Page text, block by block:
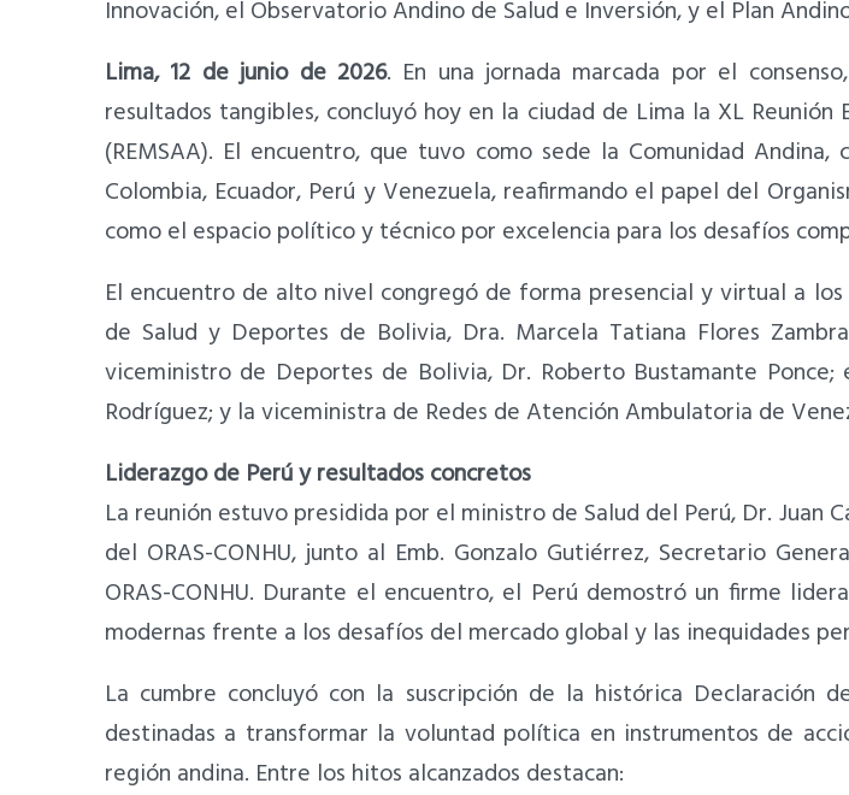
Innovación, el Observatorio Andino de Salud e Inversión, y el Plan
Lima, 12 de junio de 2026. En una jornada marcada por el
resultados tangibles, concluyó hoy en la ciudad de Lima la XL
(REMSAA). El encuentro, que tuvo como sede la Comunidad
Colombia, Ecuador, Perú y Venezuela, reafirmando el papel del
como el espacio político y técnico por excelencia para los desafíos
El encuentro de alto nivel congregó de forma presencial y virtual a
de Salud y Deportes de Bolivia, Dra. Marcela Tatiana Flores
viceministro de Deportes de Bolivia, Dr. Roberto Bustamante
Rodríguez; y la viceministra de Redes de Atención Ambulatoria de
Liderazgo de Perú y resultados concretos
La reunión estuvo presidida por el ministro de Salud del Perú, Dr. Juan
del ORAS-CONHU, junto al Emb. Gonzalo Gutiérrez, Secretario
ORAS-CONHU. Durante el encuentro, el Perú demostró un firme
modernas frente a los desafíos del mercado global y las inequidades
La cumbre concluyó con la suscripción de la histórica Declaración
destinadas a transformar la voluntad política en instrumentos de
región andina. Entre los hitos alcanzados destacan: